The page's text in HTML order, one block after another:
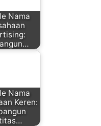
Nama
Nama
Keren: